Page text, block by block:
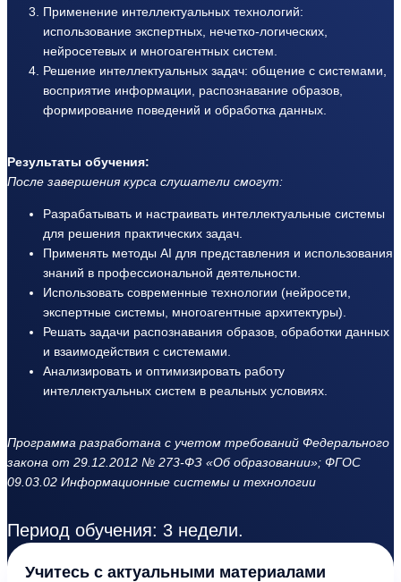
Применение интеллектуальных технологий:
использование экспертных, нечетко-логических,
нейросетевых и многоагентных систем.
Решение интеллектуальных задач: общение с системами,
восприятие информации, распознавание образов,
формирование поведений и обработка данных.
Результаты обучения:
После завершения курса слушатели смогут:
Разрабатывать и настраивать интеллектуальные системы
для решения практических задач.
Применять методы AI для представления и использования
знаний в профессиональной деятельности.
Использовать современные технологии (нейросети,
экспертные системы, многоагентные архитектуры).
Решать задачи распознавания образов, обработки данных
и взаимодействия с системами.
Анализировать и оптимизировать работу
интеллектуальных систем в реальных условиях.
Программа разработана с учетом требований Федерального
закона от 29.12.2012 № 273-ФЗ «Об образовании»; ФГОС
09.03.02 Информационные системы и технологии
Период обучения: 3 недели.
Учитесь с актуальными материалами